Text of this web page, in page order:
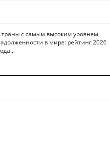
с самым высоким уровнем
в мире: рейтинг 2026